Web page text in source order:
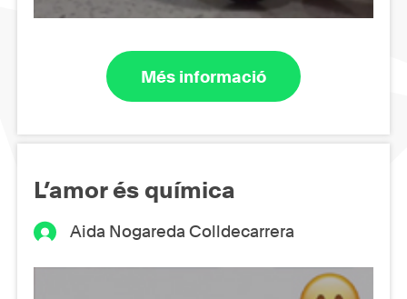
Més informació
L’amor és química
Aida Nogareda Colldecarrera